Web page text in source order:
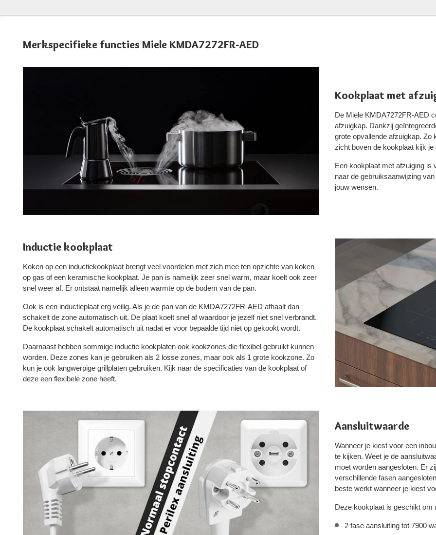
Merkspecifieke functies Miele KMDA7272FR-AED
Kookplaat met
De Miele KMDA7272FR-AED
afzuigkap. Dankzij
grote opvallende afzuigkap. Zo
zicht boven de kookplaat kijk
Een kookplaat met afzuiging is
naar de gebruiksaanwijzing
jouw wensen.
Inductie kookplaat
Koken op een inductiekookplaat brengt veel voordelen met zich mee ten opzichte van koken
op gas of een keramische kookplaat. Je pan is namelijk zeer snel warm, maar koelt ook zeer
snel weer af. Er ontstaat namelijk alleen warmte op de bodem van de pan.
Ook is een inductieplaat erg veilig. Als je de pan van de KMDA7272FR-AED afhaalt dan
schakelt de zone automatisch uit. De plaat koelt snel af waardoor je jezelf niet snel verbrandt.
De kookplaat schakelt automatisch uit nadat er voor bepaalde tijd niet op gekookt wordt.
Daarnaast hebben sommige inductie kookplaten ook kookzones die flexibel gebruikt kunnen
worden. Deze zones kan je gebruiken als 2 losse zones, maar ook als 1 grote kookzone. Zo
kun je ook langwerpige grillplaten gebruiken. Kijk naar de specificaties van de kookplaat of
deze een flexibele zone heeft.
Aansluitwaarde
Wanneer je kiest voor een
te kijken. Weet je de
moet worden aangesloten. Er
verschillende fasen
beste werkt wanneer je kiest
Deze kookplaat is geschikt om
2 fase aansluiting tot 7900